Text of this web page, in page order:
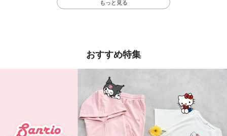
もっと見る
おすすめ特集